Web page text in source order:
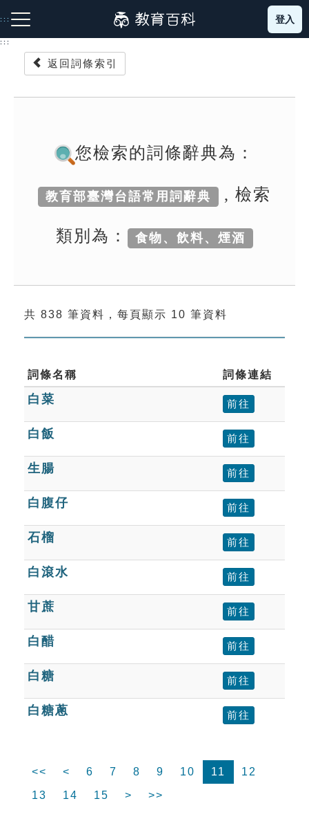
到
主
:::
生字詞彙表
成語故事
索引選單
單字索引
生命大百科索引
遊戲專區
教學應用
貓頭鷹博士
登入
:::
返回詞條索引
您檢索的詞條辭典為：
教育部臺灣台語常用詞辭典 , 檢索
類別為： 食物、飲料、煙酒
共 838 筆資料，每頁顯示 10 筆資料
詞條名稱 詞條連結
白菜 前往
白飯 前往
生腸 前往
白腹仔 前往
石榴 前往
白滾水 前往
甘蔗 前往
白醋 前往
白糖 前往
白糖蔥 前往
<< < 6 7 8 9 10 11
12
13
14 15 > >>